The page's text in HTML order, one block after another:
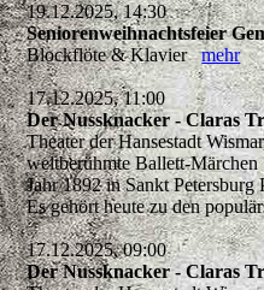
19.12.2025, 14:30
Seniorenweihnachtsfeier
Blockflöte & Klaviermehr
17.12.2025, 11:00
Der Nussknacker - Claras
Theater der Hansestadt
weltberühmte Ballett-
Jahr 1892 in Sankt
Es gehört heute zu den
17.12.2025, 09:00
Der Nussknacker - Claras